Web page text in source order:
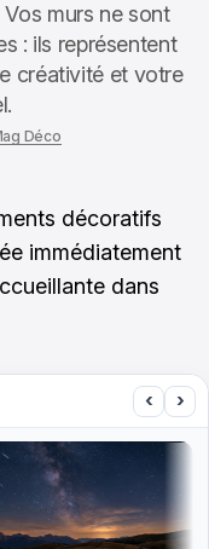
murs ne sont
: ils représentent
créativité et votre
Déco
décoratifs
immédiatement
dans
‹ ›